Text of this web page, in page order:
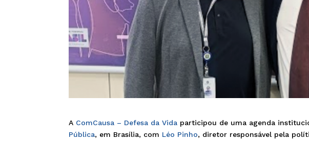
A ComCausa – Defesa da Vida participou de uma agenda
Pública, em Brasília, com Léo Pinho, diretor responsável pela